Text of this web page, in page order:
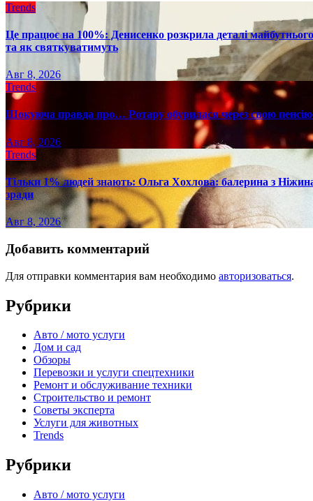
Trends
Це працює на 100%: Денисенко розкрила деталі майбутнього
та як святкуватимуть
Авг 8, 2026
Trends
Шокуюча правда про… Ротару обурилася через свою
Авг 8, 2026
Trends
Тільки 1% людей знають: Ольга Хохлова: балерина з
зради
Авг 8, 2026
Добавить комментарий
Для отправки комментария вам необходимо авторизоваться.
Рубрики
Авто / мото услуги
Дом и сад
Обзоры
Перевозки и услуги спецтехники
Ремонт и обслуживание техники
Строительство и ремонт
Советы эксперта
Услуги для животных
Trends
Рубрики
Авто / мото услуги